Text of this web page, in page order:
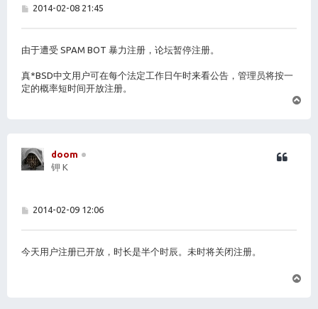
帖
2014-02-08 21:45
由于遭受 SPAM BOT 暴力注册，论坛暂停注册。
真*BSD中文用户可在每个法定工作日午时来看公告，管理员将按一
定的概率短时间开放注册。
doom
钾 K
帖
2014-02-09 12:06
今天用户注册已开放，时长是半个时辰。未时将关闭注册。